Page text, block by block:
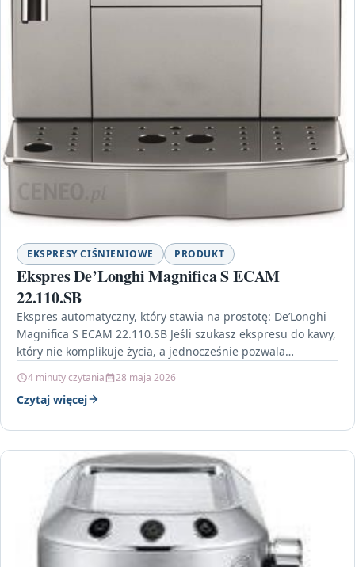
EKSPRESY CIŚNIENIOWE PRODUKT
Ekspres De’Longhi Magnifica S ECAM
22.110.SB
Ekspres automatyczny, który stawia na prostotę: De’Longhi
Magnifica S ECAM 22.110.SB Jeśli szukasz ekspresu do kawy,
który nie komplikuje życia, a jednocześnie pozwala
4 minuty czytania 28 maja 2026
Czytaj więcej